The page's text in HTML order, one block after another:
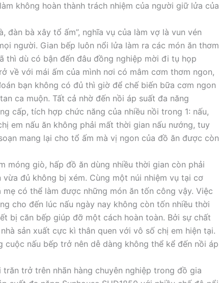
không hoàn thành trách nhiệm của người giữ lửa của
đàn bà xây tổ ấm”, nghĩa vụ của làm vợ là vun vén
người. Gian bếp luôn nổi lửa làm ra các món ăn thơm
thì dù có bận đến đâu đồng nghiệp mời đi tụ họp
về với mái ấm của mình nơi có mâm cơm thơm ngon,
bạn không có đủ thì giờ để chế biến bữa cơm ngon
ca muộn. Tất cả nhờ đến nồi áp suất đa năng
cấp, tích hợp chức năng của nhiều nồi trong 1: nấu,
em nấu ăn không phải mất thời gian nấu nướng, tuy
mang lại cho tổ ấm mà vị ngon của đồ ăn được còn
móng giò, hấp đồ ăn dùng nhiều thời gian còn phải
đủ không bị xém. Cùng một núi nhiệm vụ tại cơ
có thể làm được những món ăn tốn công vậy. Việc
cho đến lúc nấu ngày nay không còn tốn nhiều thời
bị căn bếp giúp đỡ một cách hoàn toàn. Bởi sự chất
sản xuất cực kì thân quen với vô số chị em hiện tại.
nấu bếp trở nên dễ dàng không thể kể đến nồi áp
trở trên nhãn hàng chuyên nghiệp trong đồ gia